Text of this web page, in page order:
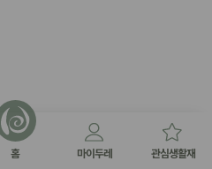
홈 마이두레 관심생활재